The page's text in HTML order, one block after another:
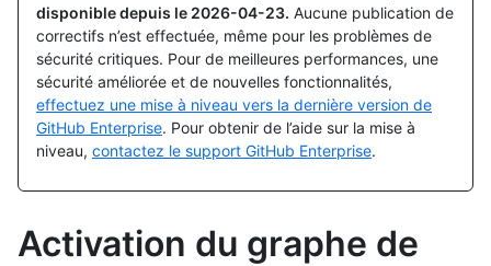
disponible depuis le 2026-04-23. Aucune publication de
correctifs n’est effectuée, même pour les problèmes de
sécurité critiques. Pour de meilleures performances, une
sécurité améliorée et de nouvelles fonctionnalités,
effectuez une mise à niveau vers la dernière version de
GitHub Enterprise. Pour obtenir de l’aide sur la mise à
niveau, contactez le support GitHub Enterprise.
Activation du graphe de